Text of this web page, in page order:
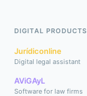
DIGITAL PRODUCTS
Jurídiconline
Digital legal assistant
AViGAyL
Software for law firms